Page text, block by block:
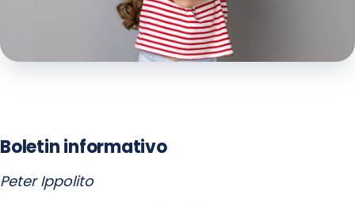
Boletin informativo
Peter Ippolito